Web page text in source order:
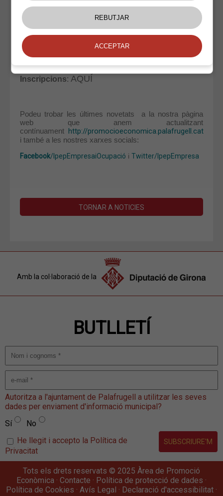
mecanismes a disposició de les persones
actual de la Covid-19”
Inscripcions: AQUÍ
Podeu trobar les últimes novetats a la nostra pàgina
web que anem actualitzant
contínuament http://promocioeconomica.palafrugell.cat
i també a les nostres xarxes socials:
Facebook/IpepEmpresaiOcupació i Twitter/IpepEmpresa
TORNAR A NOTICIES
Amb la col·laboració de la
BUTLLETÍ
Autoritza a l'ajuntament de Palafrugell a utilitzar les seves
dades per enviament d'informació municipal?
Sí
No
He llegit i accepto la Política de
Privacitat
Tots els drets reservats © 2025 Àrea de Promoció
Econòmica · Contacte · Política de protecció de dades ·
Política de Cookies · Avís Legal · Declaració d'accessibilitat ·